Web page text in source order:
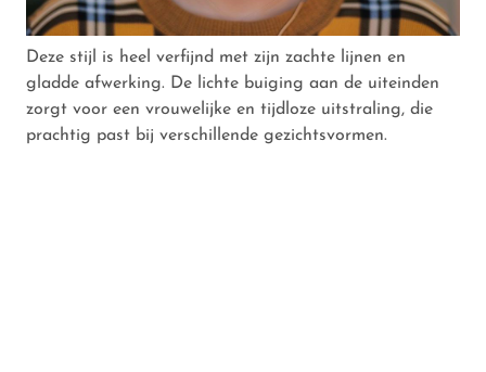
Deze stijl is heel verfijnd met zijn zachte lijnen en
gladde afwerking. De lichte buiging aan de uiteinden
zorgt voor een vrouwelijke en tijdloze uitstraling, die
prachtig past bij verschillende gezichtsvormen.